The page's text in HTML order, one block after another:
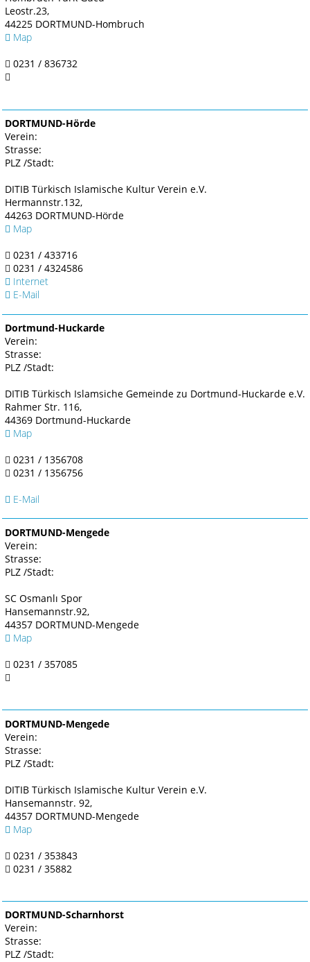
Leostr.23,
44225 DORTMUND-Hombruch
Map
0231 / 836732
DORTMUND-Hörde
Verein:
Strasse:
PLZ /Stadt:
DITIB Türkisch Islamische Kultur Verein e.V.
Hermannstr.132,
44263 DORTMUND-Hörde
Map
0231 / 433716
0231 / 4324586
Internet
E-Mail
Dortmund-Huckarde
Verein:
Strasse:
PLZ /Stadt:
DITIB Türkisch Islamsiche Gemeinde zu Dortmund-Huckarde e.V.
Rahmer Str. 116,
44369 Dortmund-Huckarde
Map
0231 / 1356708
0231 / 1356756
E-Mail
DORTMUND-Mengede
Verein:
Strasse:
PLZ /Stadt:
SC Osmanlı Spor
Hansemannstr.92,
44357 DORTMUND-Mengede
Map
0231 / 357085
DORTMUND-Mengede
Verein:
Strasse:
PLZ /Stadt:
DITIB Türkisch Islamische Kultur Verein e.V.
Hansemannstr. 92,
44357 DORTMUND-Mengede
Map
0231 / 353843
0231 / 35882
DORTMUND-Scharnhorst
Verein:
Strasse:
PLZ /Stadt: